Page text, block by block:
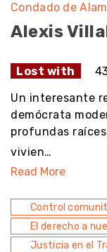
Condado de
Alexis
Lost with
Un interesante
demócrata
profundas
vivien…
Read More
Control
El derecho a
Justicia en el